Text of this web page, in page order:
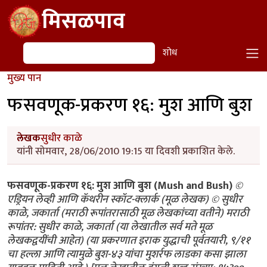
Skip to main contentमिसळपाव
शोध शोध
मुख्य पान
फसवणूक-प्रकरण १६: मुश आणि बुश
लेखकसुधीर काळे
यांनी सोमवार, 28/06/2010 19:15 या दिवशी प्रकाशित केले.
फसवणूक-प्रकरण १६: मुश आणि बुश (Mush and Bush)©
एड्रियन लेव्ही आणि कॅथरीन स्कॉट-क्लार्क (मूळ लेखक) © सुधीर
काळे, जकार्ता (मराठी रूपांतरासाठी मूळ लेखकांच्या वतीने) मराठी
रूपांतर: सुधीर काळे, जकार्ता (या लेखातील सर्व मते मूळ
लेखकद्वयींची आहेत) (या प्रकरणात इराक युद्धाची पूर्वतयारी, ९/११
चा हल्ला आणि त्यामुळे बुश-४३ यांचा मुशर्रफ लाडका कसा झाला